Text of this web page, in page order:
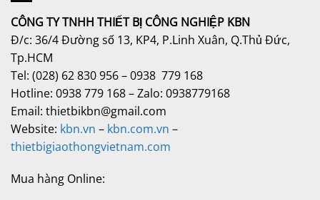
CÔNG TY TNHH THIẾT BỊ CÔNG NGHIỆP KBN
Đ/c: 36/4 Đường số 13, KP4, P.Linh Xuân, Q.Thủ Đức,
Tp.HCM
Tel: (028) 62 830 956 – 0938 779 168
Hotline: 0938 779 168 – Zalo: 0938779168
Email: thietbikbn@gmail.com
Website: kbn.vn – kbn.com.vn –
thietbigiaothongvietnam.com
Mua hàng Online: